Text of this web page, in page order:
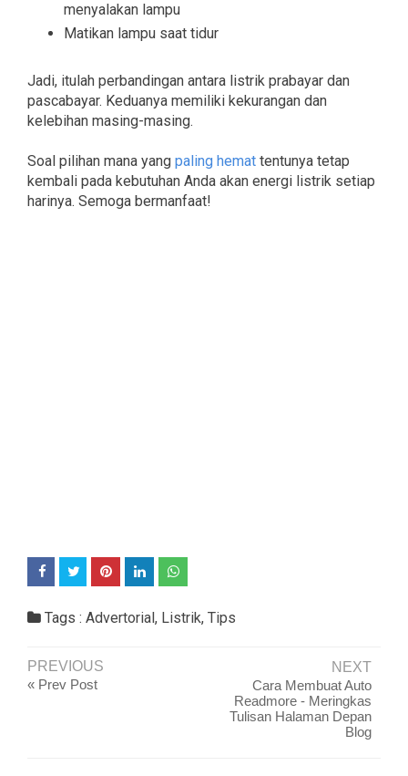
menyalakan lampu
Matikan lampu saat tidur
Jadi, itulah perbandingan antara listrik prabayar dan
pascabayar. Keduanya memiliki kekurangan dan
kelebihan masing-masing.
Soal pilihan mana yang paling hemat tentunya tetap
kembali pada kebutuhan Anda akan energi listrik setiap
harinya. Semoga bermanfaat!
Tags : Advertorial , Listrik, Tips
PREVIOUS
« Prev Post
NEXT
Cara Membuat Auto
Readmore - Meringkas
Tulisan Halaman Depan
Blog